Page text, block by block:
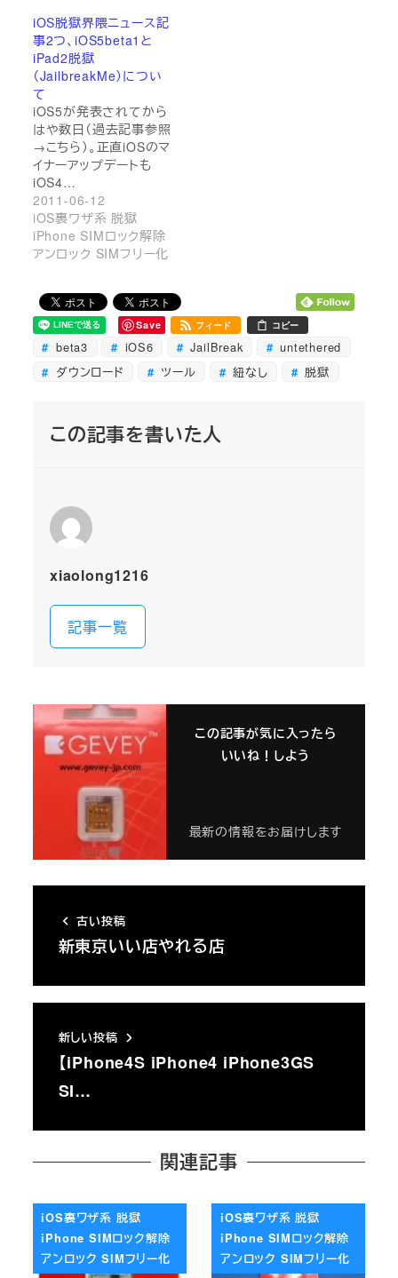
iOS脱獄界隈ニュース記
事2つ、iOS5beta1と
iPad2脱獄
（JailbreakMe）につい
て
iOS5が発表されてから
はや数日（過去記事参照
→こちら）。正直iOSのマ
イナーアップデートも
iOS4…
2011-06-12
iOS裏ワザ系 脱獄
iPhone SIMロック解除
アンロック SIMフリー化
Save フィード コピー
beta3 iOS6 JailBreak
untethered
ダウンロード
ツール 紐なし 脱獄
この記事を書いた人
xiaolong1216
記事一覧
この記事が気に入ったら
いいね！しよう
最新の情報をお届けします
古い投稿
新東京いい店やれる店
新しい投稿
【iPhone4S iPhone4 iPhone3GS
SI…
関連記事
iOS裏ワザ系 脱獄
iPhone SIMロック解除
アンロック SIMフリー化
iOS裏ワザ系 脱獄
iPhone SIMロック解除
アンロック SIMフリー化